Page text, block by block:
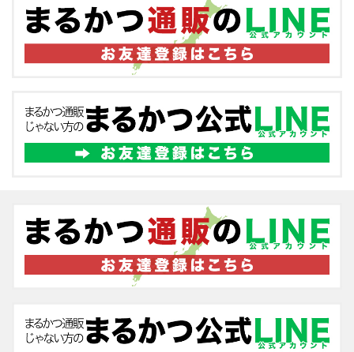
記者発表イベントを開催します！
2018.03.14
2018年北陸豪雪お見舞い県民割引の途中
経過レポートを公開しました！
ました！
2018.02.21
スタッフ募集のページを公開しました！
なった福井県・石川県・富山県・新潟県のお客様は
「県民割引中」ですので、ぜひ、店員までお知らせく
ださい! ※2018年5月末まで
り・配達も充実していますので、ぜひご利用くださ
い。